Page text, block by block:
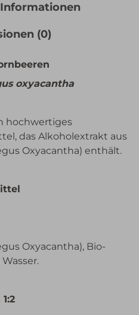
(0)
oxyacantha
hochwertiges
das Alkoholextrakt aus
Oxyacantha) enthält.
Oxyacantha), Bio-